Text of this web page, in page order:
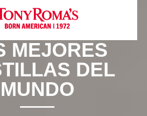
MEJORES
DEL
MUNDO